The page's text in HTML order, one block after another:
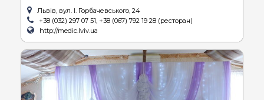
Львів, вул. І. Горбачевського, 24
+38 (032) 297 07 51, +38 (067) 792 19 28 (ресторан)
http://medic.lviv.ua